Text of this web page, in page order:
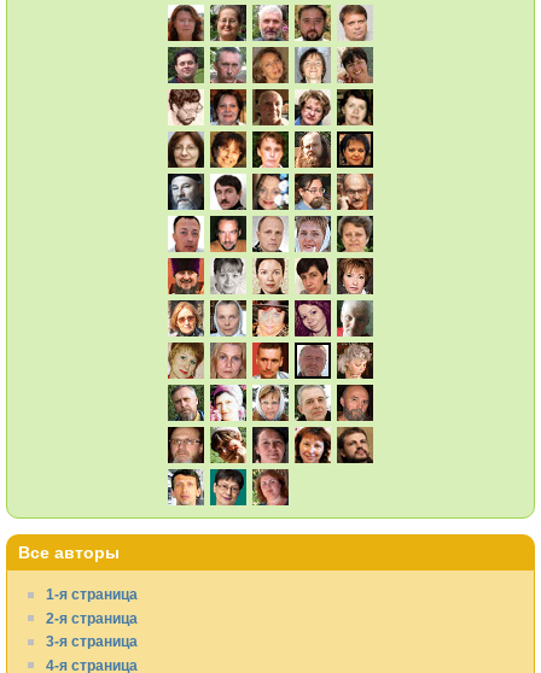
Все авторы
1-я страница
2-я страница
3-я страница
4-я страница